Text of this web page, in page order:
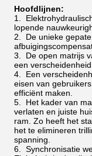
Hoofdlijnen:
1.
lopende
2. De unieke
3. De open matrijs
een
4. Een
eisen van
efficiënt maken.
5. Het kader van
verlaten en juiste
ram. Zo heeft het
het te elimineren
spanning.
6. Synchronisatie